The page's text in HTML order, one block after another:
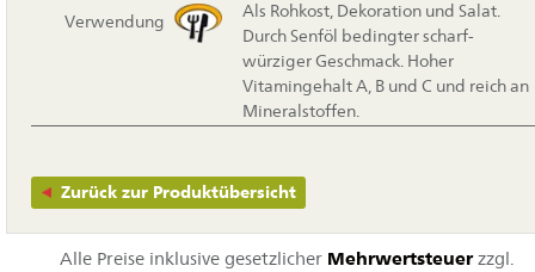
Verwendung
Als Rohkost, Dekoration und Salat.
Durch Senföl bedingter scharf-
würziger Geschmack. Hoher
Vitamingehalt A, B und C und reich an
Mineralstoffen.
Zurück zur Produktübersicht
Alle Preise inklusive gesetzlicher Mehrwertsteuerzzgl.